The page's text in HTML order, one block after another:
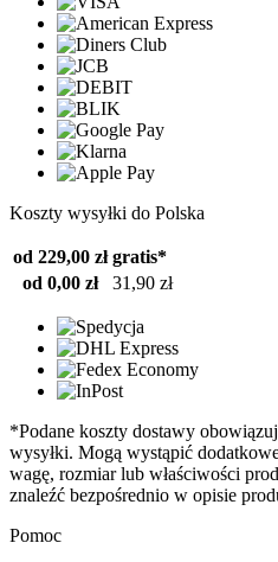
Koszty wysyłki do Polska
od 229,00 zł gratis*
od 0,00 zł
31,90 zł
*Podane koszty dostawy
wysyłki. Mogą wystąpić
wagę, rozmiar lub właściwości
znaleźć bezpośrednio w opisie
Pomoc